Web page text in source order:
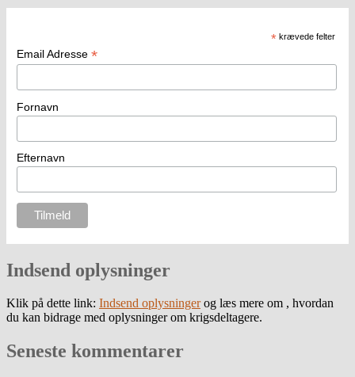
* krævede felter
Email Adresse *
Fornavn
Efternavn
Indsend oplysninger
Klik på dette link: Indsend oplysningerog læs mere om , hvordan
du kan bidrage med oplysninger om krigsdeltagere.
Seneste kommentarer